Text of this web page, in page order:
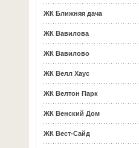
ЖК Ближняя дача
ЖК Вавилова
ЖК Вавилово
ЖК Велл Хаус
ЖК Велтон Парк
ЖК Венский Дом
ЖК Вест-Сайд